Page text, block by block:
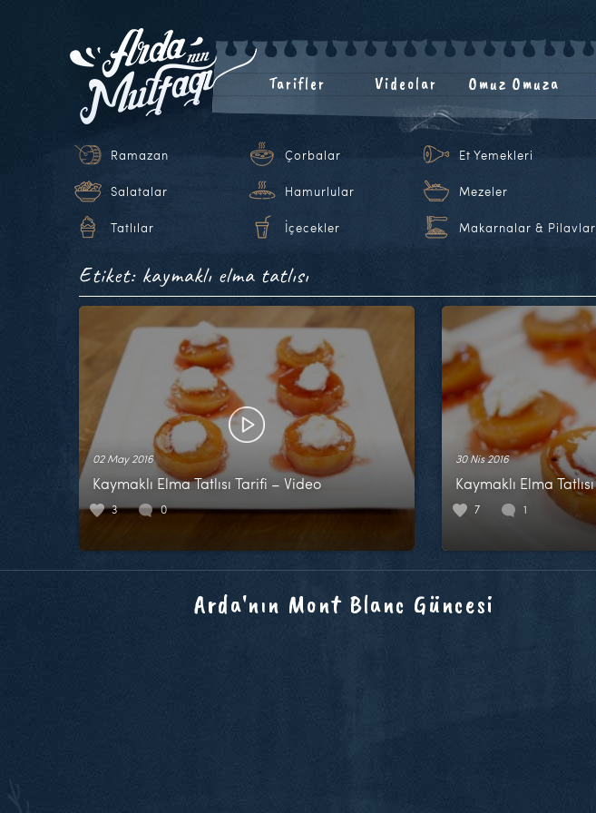
Tarifler Videolar Omuz Omuza
Ramazan Çorbalar Et Yemekleri
Salatalar Hamurlular Mezeler
Tatlılar İçecekler Makarnalar & Pilavlar
Etiket: kaymaklı elma tatlısı
02 May 2016
Kaymaklı Elma Tatlısı Tarifi – Video
3 0
30 Nis 2016
Kaymaklı Elma Tatlısı
7 1
Arda'nın Mont Blanc Güncesi